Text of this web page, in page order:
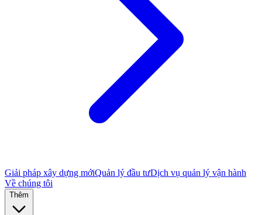
Giải pháp xây dựng mớiQuản lý đầu tưDịch vụ quản lý vận hành
Về chúng tôi
Thêm